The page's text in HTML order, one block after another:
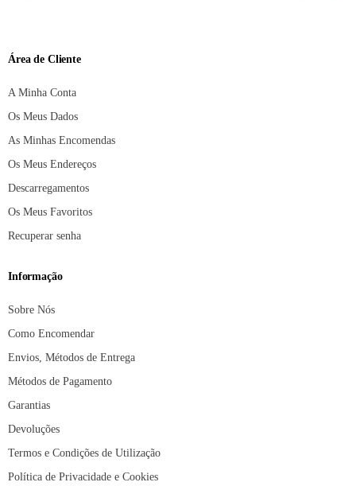
Área de Cliente
A Minha Conta
Os Meus Dados
As Minhas Encomendas
Os Meus Endereços
Descarregamentos
Os Meus Favoritos
Recuperar senha
Informação
Sobre Nós
Como Encomendar
Envios, Métodos de Entrega
Métodos de Pagamento
Garantias
Devoluções
Termos e Condições de Utilização
Política de Privacidade e Cookies